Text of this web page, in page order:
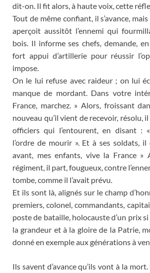
dit-on. Il fit alors, à haute voix, cette
Tout de même confiant, il s’avance,
aperçoit aussitôt l’ennemi qui
bois. Il informe ses chefs, demande,
fort appui d’artillerie pour réussir
impose.
On le lui refuse avec raideur ; on lui
manque de mordant. Dans votre
France, marchez. » Alors, froissant
nouveau qu’il vient de recevoir, résolu,
officiers qui l’entourent, en disant : «
l’ordre de mourir ». Et à ses soldats, il
avant, mes enfants, vive la France »
régiment, il part, fougueux, contre
tombe, comme il l’avait prévu.
Et ils sont là, alignés sur le champ
premiers, colonel, commandants,
poste de bataille, holocauste d’un prix
la grandeur et à la gloire de la Patrie,
donné en exemple aux générations à
Ils savent d’avance qu’ils vont à la mort.